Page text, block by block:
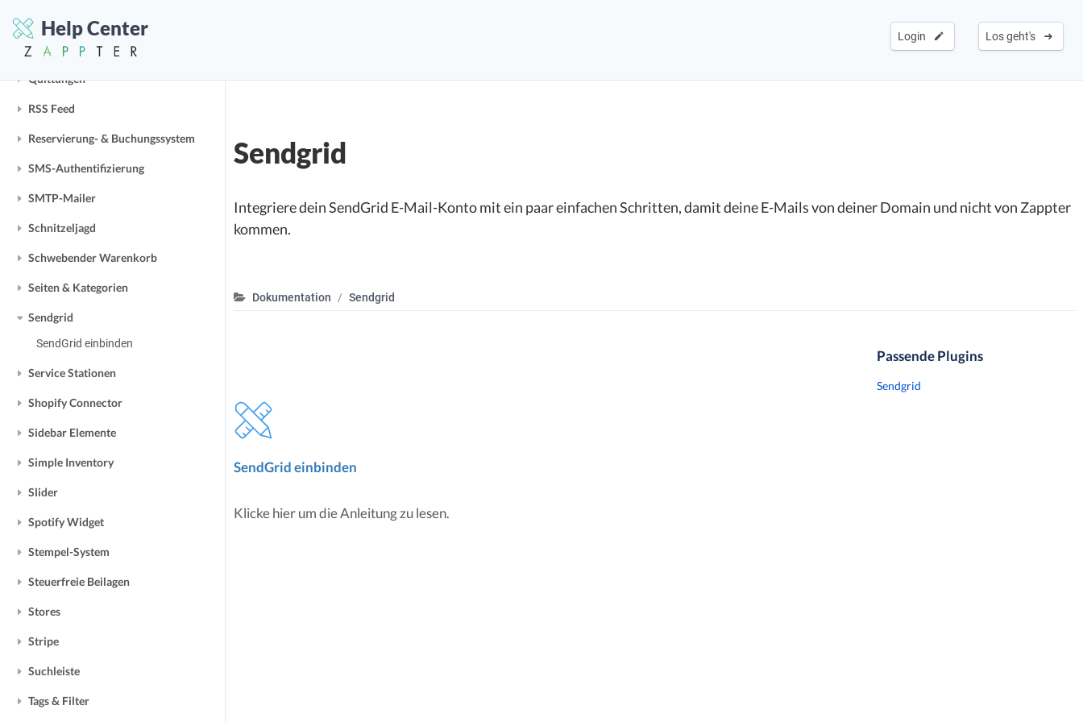
Help Center Los geht's
Login
QR-Code Bewertungssystem
QR-Code Scanner
Quittungen
RSS Feed
Reservierung- & Buchungssystem
SMS-Authentifizierung
SMTP-Mailer
Schnitzeljagd
Schwebender Warenkorb
Seiten & Kategorien
Sendgrid
SendGrid einbinden
Service Stationen
Shopify Connector
Sidebar Elemente
Simple Inventory
Slider
Spotify Widget
Stempel-System
Steuerfreie Beilagen
Stores
Stripe
Suchleiste
Tags & Filter
Sendgrid
Integriere dein SendGrid E-Mail-Konto mit ein paar einfachen Schritten, damit deine E-Mails von deiner Domain und nicht von Zappter
kommen.
Dokumentation Sendgrid
SendGrid einbinden
Klicke hier um die Anleitung zu lesen.
Passende Plugins
Sendgrid